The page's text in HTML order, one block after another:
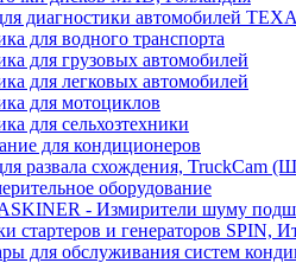
диагностики автомобилей
для водного транспорта
для грузовых автомобилей
для легковых автомобилей
для мотоциклов
для сельхозтехники
для кондиционеров
развала схождения, TruckCam
оборудование
- Измирители шуму
стартеров и генераторов SPIN,
для обслуживания систем